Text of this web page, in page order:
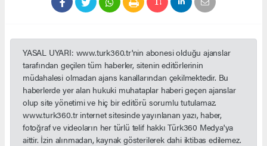
YASAL UYARI: www.turk360.tr'nin abonesi olduğu ajanslar
tarafından geçilen tüm haberler, sitenin editörlerinin
müdahalesi olmadan ajans kanallarından çekilmektedir. Bu
haberlerde yer alan hukuki muhataplar haberi geçen ajanslar
olup site yönetimi ve hiç bir editörü sorumlu tutulamaz.
www.turk360.tr internet sitesinde yayınlanan yazı, haber,
fotoğraf ve videoların her türlü telif hakkı Türk360 Medya'ya
aittir. İzin alınmadan, kaynak gösterilerek dahi iktibas edilemez.